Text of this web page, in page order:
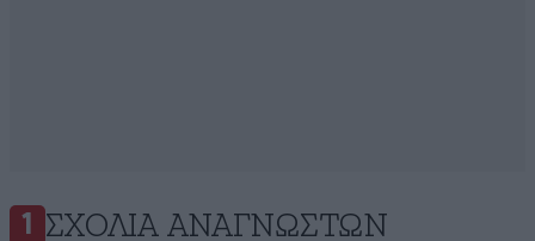
1 ΣΧΌΛΙΑ ΑΝΑΓΝΩΣΤΏΝ